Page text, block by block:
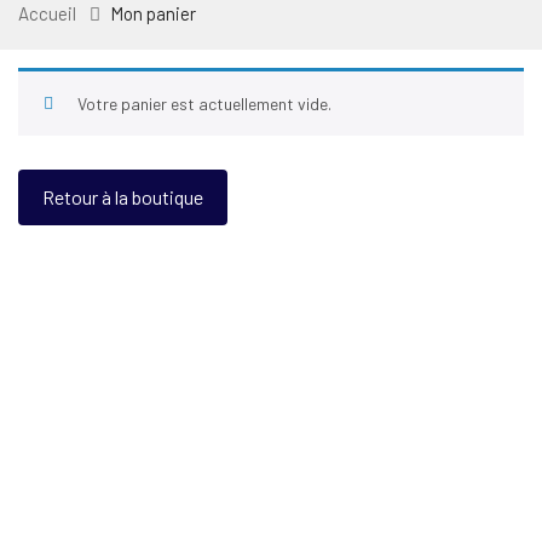
Accueil Mon panier
Votre panier est actuellement vide.
Retour à la boutique